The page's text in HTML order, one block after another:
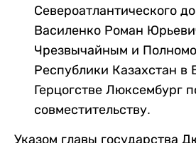
Североатлантического
Василенко Роман
Чрезвычайным и
Республики Казахстан в
Герцогстве Люксембург
совместительству.
Указом главы государства